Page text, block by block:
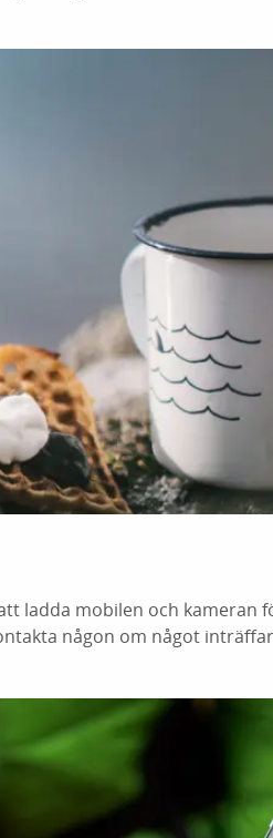
ladda mobilen och kameran
någon om något